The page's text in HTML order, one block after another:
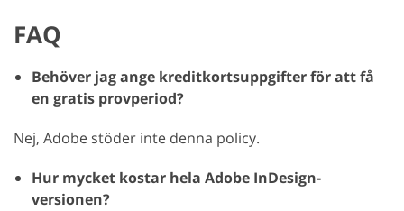
FAQ
Behöver jag ange kreditkortsuppgifter för att få
en gratis provperiod?
Nej, Adobe stöder inte denna policy.
Hur mycket kostar hela Adobe InDesign-
versionen?